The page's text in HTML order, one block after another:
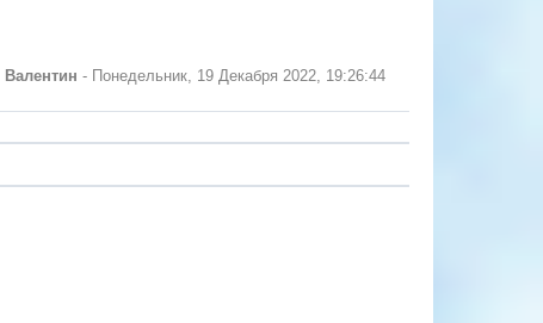
Валентин - Понедельник, 19 Декабря 2022, 19:26:44